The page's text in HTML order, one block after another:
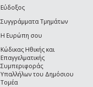
Εύδοξος
Συγγράμματα Τμημάτων
Η Ευρώπη σου
Κώδικας Ηθικής και
Επαγγελματικής
Συμπεριφοράς
Υπαλλήλων του Δημόσιου
Τομέα